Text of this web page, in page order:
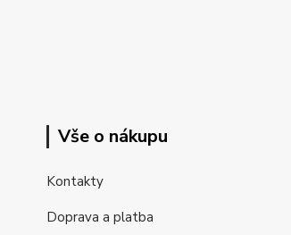
Vše o nákupu
Kontakty
Doprava a platba